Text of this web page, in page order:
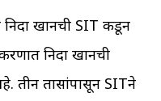
निदा खानची SIT कडून
निदा खानची
तीन तासांपासून SITने